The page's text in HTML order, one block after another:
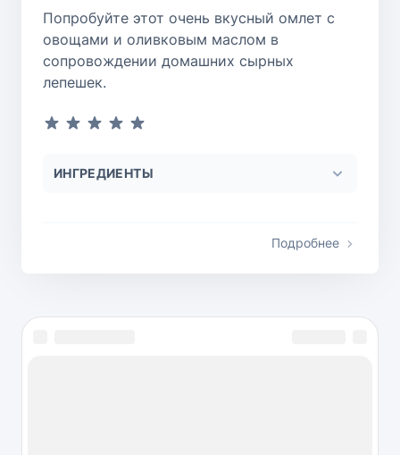
Попробуйте этот очень вкусный омлет с
овощами и оливковым маслом в
сопровождении домашних сырных
лепешек.
ИНГРЕДИЕНТЫ
Подробнее